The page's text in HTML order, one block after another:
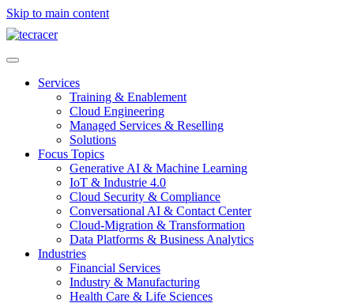
Skip to main content
Services
Training & Enablement
Cloud Engineering
Managed Services & Reselling
Solutions
Focus Topics
Generative AI & Machine Learning
IoT & Industrie 4.0
Cloud Security & Compliance
Conversational AI & Contact Center
Cloud-Migration & Transformation
Data Platforms & Business Analytics
Industries
Financial Services
Industry & Manufacturing
Health Care & Life Sciences